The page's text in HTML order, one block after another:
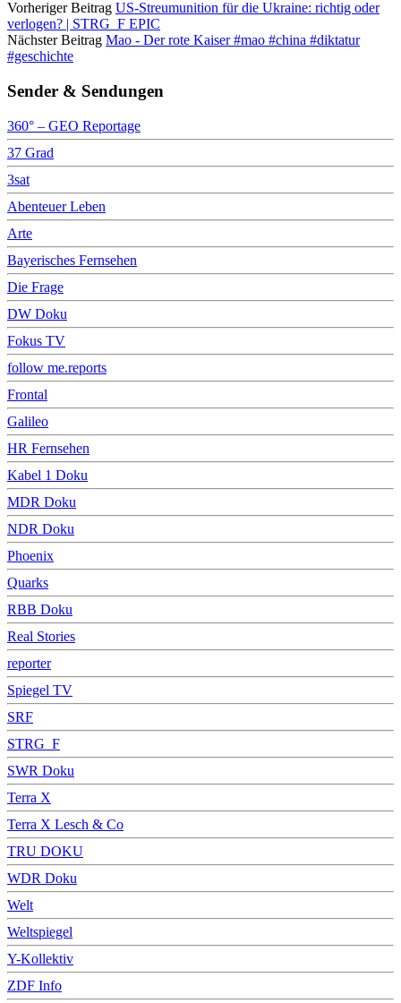
Vorheriger Beitrag US-Streumunition für die Ukraine: richtig oder
verlogen? | STRG_F EPIC
Nächster Beitrag Mao - Der rote Kaiser #mao #china #diktatur
#geschichte
Sender & Sendungen
360° – GEO Reportage
37 Grad
3sat
Abenteuer Leben
Arte
Bayerisches Fernsehen
Die Frage
DW Doku
Fokus TV
follow me.reports
Frontal
Galileo
HR Fernsehen
Kabel 1 Doku
MDR Doku
NDR Doku
Phoenix
Quarks
RBB Doku
Real Stories
reporter
Spiegel TV
SRF
STRG_F
SWR Doku
Terra X
Terra X Lesch & Co
TRU DOKU
WDR Doku
Welt
Weltspiegel
Y-Kollektiv
ZDF Info